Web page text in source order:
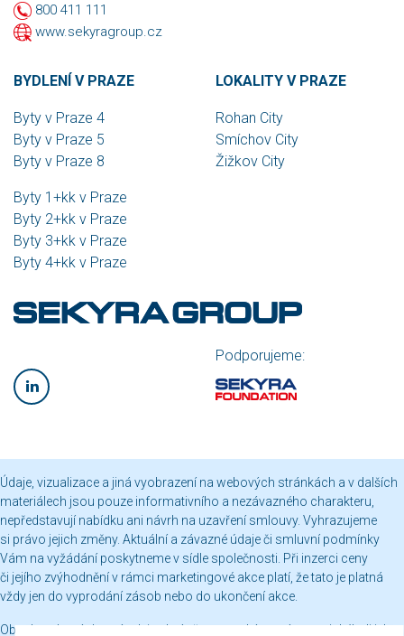
800 411 111
www.sekyragroup.cz
LOKALITY V PRAZE
Rohan City
Smíchov City
Žižkov City
BYDLENÍ V PRAZE
Byty v Praze 4
Byty v Praze 5
Byty v Praze 8
Byty 1+kk v Praze
Byty 2+kk v Praze
Byty 3+kk v Praze
Byty 4+kk v Praze
Podporujeme:
Údaje, vizualizace a jiná vyobrazení na webových stránkách a v dalších
materiálech jsou pouze informativního a nezávazného charakteru,
nepředstavují nabídku ani návrh na uzavření smlouvy. Vyhrazujeme
si právo jejich změny. Aktuální a závazné údaje či smluvní podmínky
Vám na vyžádání poskytneme v sídle společnosti. Při inzerci ceny
či jejího zvýhodnění v rámci marketingové akce platí, že tato je platná
vždy jen do vyprodání zásob nebo do ukončení akce.
Obsah webových stránek je chráněn autorským právem a jakékoli jeho